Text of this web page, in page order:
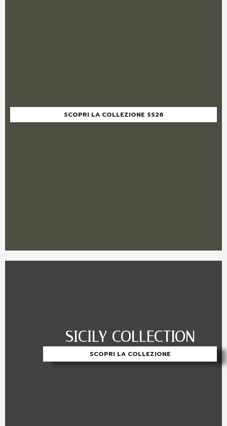
SCOPRI LA COLLEZIONE SS26
SICILY COLLECTION
SCOPRI LA COLLEZIONE